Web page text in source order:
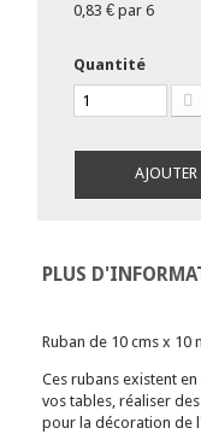
0,83 € par 6
Quantité
PLUS
Ruban de 10 cms x 10
Ces rubans existent
vos tables, réaliser
pour la décoration de